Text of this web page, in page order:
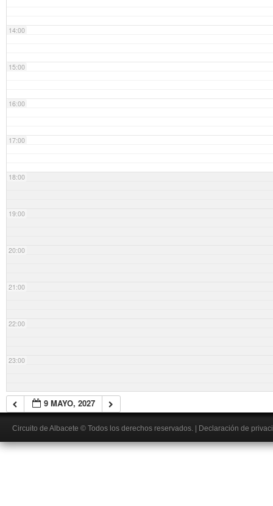
14:00
15:00
16:00
17:00
18:00
19:00
20:00
21:00
22:00
23:00
9 MAYO, 2027
Circuito de Albacete © Todos los derechos reservados. Declaración de